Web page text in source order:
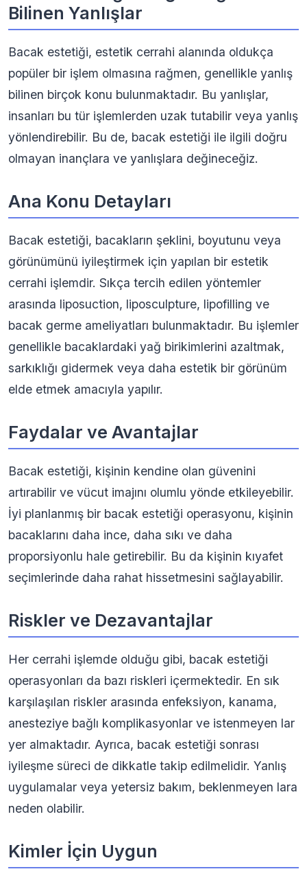
Bilinen Yanlışlar
Bacak estetiği, estetik cerrahi alanında oldukça
popüler bir işlem olmasına rağmen, genellikle yanlış
bilinen birçok konu bulunmaktadır. Bu yanlışlar,
insanları bu tür işlemlerden uzak tutabilir veya yanlış
yönlendirebilir. Bu de, bacak estetiği ile ilgili doğru
olmayan inançlara ve yanlışlara değineceğiz.
Ana Konu Detayları
Bacak estetiği, bacakların şeklini, boyutunu veya
görünümünü iyileştirmek için yapılan bir estetik
cerrahi işlemdir. Sıkça tercih edilen yöntemler
arasında liposuction, liposculpture, lipofilling ve
bacak germe ameliyatları bulunmaktadır. Bu işlemler
genellikle bacaklardaki yağ birikimlerini azaltmak,
sarkıklığı gidermek veya daha estetik bir görünüm
elde etmek amacıyla yapılır.
Faydalar ve Avantajlar
Bacak estetiği, kişinin kendine olan güvenini
artırabilir ve vücut imajını olumlu yönde etkileyebilir.
İyi planlanmış bir bacak estetiği operasyonu, kişinin
bacaklarını daha ince, daha sıkı ve daha
proporsiyonlu hale getirebilir. Bu da kişinin kıyafet
seçimlerinde daha rahat hissetmesini sağlayabilir.
Riskler ve Dezavantajlar
Her cerrahi işlemde olduğu gibi, bacak estetiği
operasyonları da bazı riskleri içermektedir. En sık
karşılaşılan riskler arasında enfeksiyon, kanama,
anesteziye bağlı komplikasyonlar ve istenmeyen lar
yer almaktadır. Ayrıca, bacak estetiği sonrası
iyileşme süreci de dikkatle takip edilmelidir. Yanlış
uygulamalar veya yetersiz bakım, beklenmeyen lara
neden olabilir.
Kimler İçin Uygun